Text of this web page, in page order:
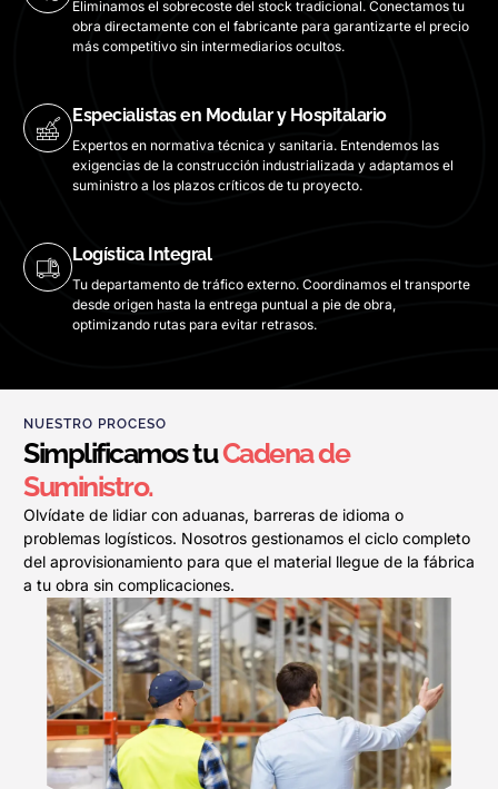
Eliminamos el sobrecoste del stock tradicional. Conectamos tu
obra directamente con el fabricante para garantizarte el precio
más competitivo sin intermediarios ocultos.
Especialistas en Modular y Hospitalario
Expertos en normativa técnica y sanitaria. Entendemos las
exigencias de la construcción industrializada y adaptamos el
suministro a los plazos críticos de tu proyecto.
Logística Integral
Tu departamento de tráfico externo. Coordinamos el transporte
desde origen hasta la entrega puntual a pie de obra,
optimizando rutas para evitar retrasos.
NUESTRO PROCESO
Simplificamos tuCadena de
Suministro.
Olvídate de lidiar con aduanas, barreras de idioma o
problemas logísticos. Nosotros gestionamos el ciclo completo
del aprovisionamiento para que el material llegue de la fábrica
a tu obra sin complicaciones.